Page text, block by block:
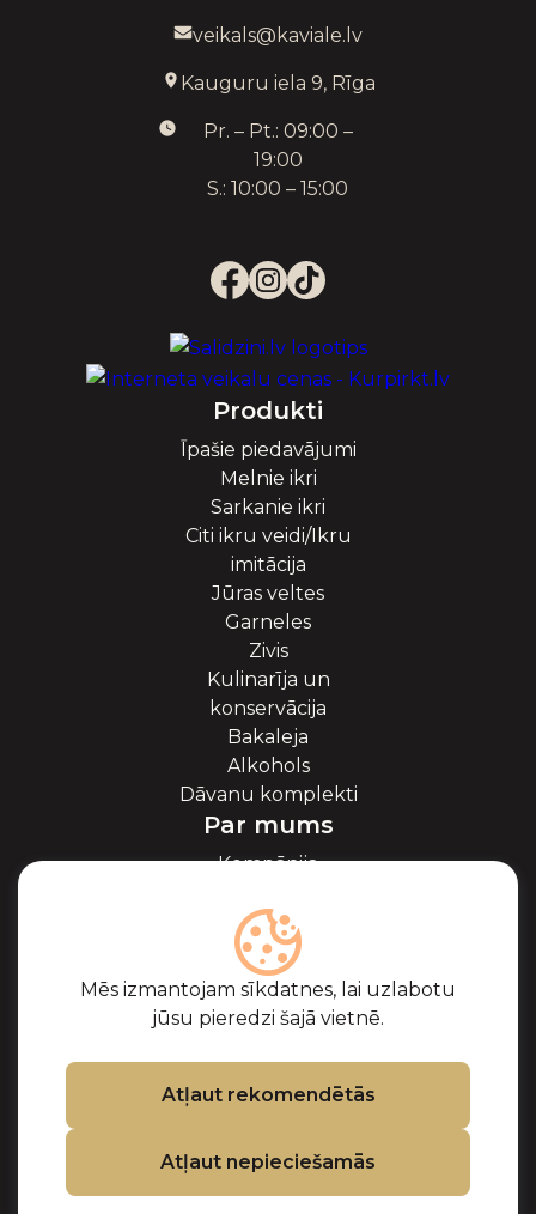
Mēs izmantojam sīkdatnes, lai uzlabotu
jūsu pieredzi šajā vietnē.
Atļaut rekomendētās
Atļaut nepieciešamās
veikals@kaviale.lv
Kauguru iela 9, Rīga
Pr. – Pt.: 09:00 –
19:00
S.: 10:00 – 15:00
Produkti
Īpašie piedavājumi
Melnie ikri
Sarkanie ikri
Citi ikru veidi/Ikru
imitācija
Jūras veltes
Garneles
Zivis
Kulinarīja un
konservācija
Bakaleja
Alkohols
Dāvanu komplekti
Par mums
Kompānija
Blogs
Sadarbība
Partneri
Sertifikāti
Biežāk uzdotie
jautājumi
Atbalsts
Pirkuma noteikumi
Privātuma politika